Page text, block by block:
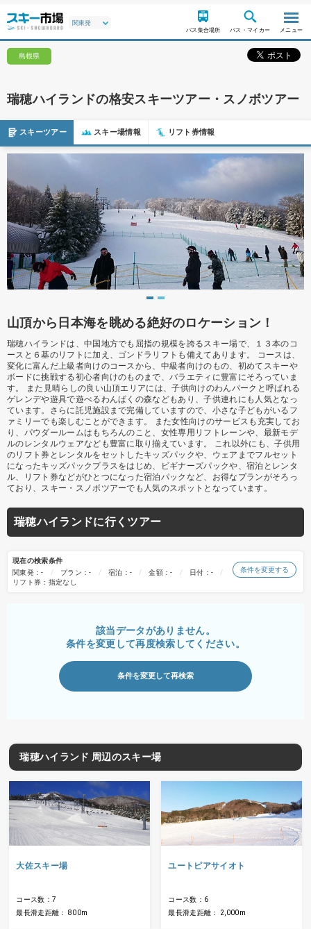
バス集合場所 バス・マイカー メニュー
島根県
瑞穂ハイランドの格安スキーツアー・スノボツアー
スキーツアー スキー場情報 リフト券情報
山頂から日本海を眺める絶好のロケーション！
瑞穂ハイランドは、中国地方でも屈指の規模を誇るスキー場で、１３本のコ
ースと６基のリフトに加え、ゴンドラリフトも備えてあります。 コースは、
変化に富んだ上級者向けのコースから、中級者向けのもの、初めてスキーや
ボードに挑戦する初心者向けのものまで、バラエティに豊富にそろっていま
す。 また見晴らしの良い山頂エリアには、子供向けのわんパークと呼ばれる
ゲレンデや遊具で遊べるわんぱくの森などもあり、子供連れにも人気となっ
ています。さらに託児施設まで完備していますので、小さな子どもがいるフ
ァミリーでも楽しむことができます。 また女性向けのサービスも充実してお
り、パウダールームはもちろんのこと、女性専用リフトレーンや、最新モデ
ルのレンタルウェアなども豊富に取り揃えています。 これ以外にも、子供用
のリフト券とレンタルをセットしたキッズパックや、ウェアまでフルセット
になったキッズパックプラスをはじめ、ビギナーズパックや、宿泊とレンタ
ル、リフト券などがひとつになった宿泊パックなど、お得なプランがそろっ
ており、スキー・スノボツアーでも人気のスポットとなっています。
瑞穂ハイランドに行くツアー
現在の検索条件
関東発：-
プラン：- 宿泊：- 金額：-
日付：-
リフト券：指定なし
条件を変更する
該当データがありません。
条件を変更して再度検索してください。
条件を変更して再検索
瑞穂ハイランド 周辺のスキー場
大佐スキー場
コース数：7
最長滑走距離： 800m
ユートピアサイオト
コース数：6
最長滑走距離： 2,000m